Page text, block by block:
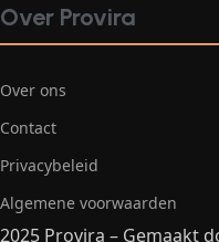
Over Provira
Over ons
Contact
Privacybeleid
Algemene voorwaarden
2025 Provira – Gemaakt